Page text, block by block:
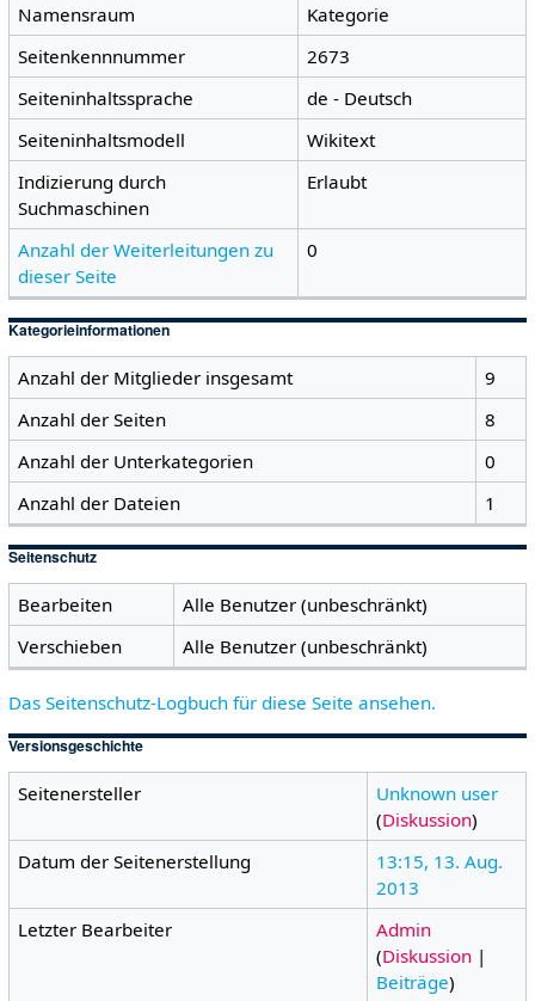
Namensraum
Kategorie
Seitenkennnummer
2673
Seiteninhaltssprache
de - Deutsch
Seiteninhaltsmodell
Wikitext
Indizierung durch
Suchmaschinen
Erlaubt
Anzahl der Weiterleitungen zu
dieser Seite
0
Kategorieinformationen
Anzahl der Mitglieder insgesamt
9
Anzahl der Seiten
8
Anzahl der Unterkategorien
0
Anzahl der Dateien
1
Seitenschutz
Bearbeiten
Alle Benutzer (unbeschränkt)
Verschieben
Alle Benutzer (unbeschränkt)
Das Seitenschutz-Logbuch für diese Seite ansehen.
Versionsgeschichte
Seitenersteller
Unknown user
(Diskussion)
Datum der Seitenerstellung
13:15, 13. Aug.
2013
Letzter Bearbeiter
Admin
(Diskussion |
Beiträge)